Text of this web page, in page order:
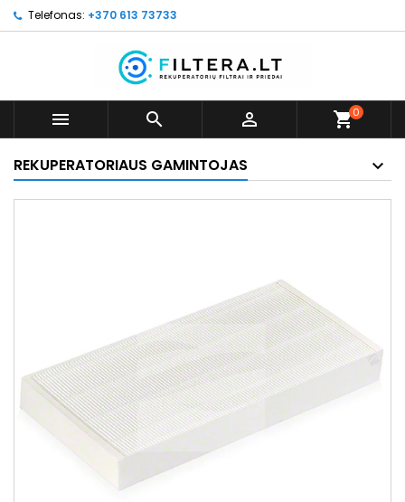
Telefonas: +370 613 73733
   shopping_cart0
REKUPERATORIAUS GAMINTOJAS